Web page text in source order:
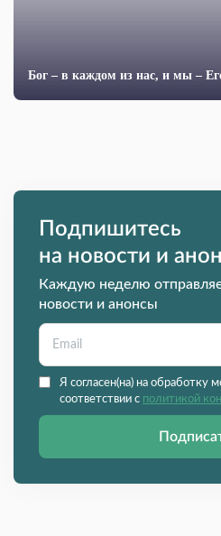
Бог – в каждом из нас, и мы –
Подпишитесь
на новости и
Каждую неделю
новости и анонсы
Я согласен(на) на обработку
соответствии с политикой